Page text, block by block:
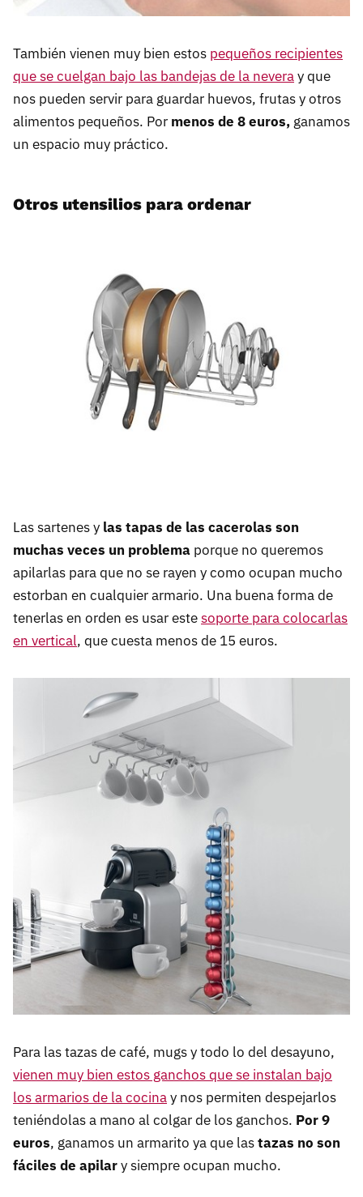
También vienen muy bien estos pequeños recipientes
que se cuelgan bajo las bandejas de la neveray que
nos pueden servir para guardar huevos, frutas y otros
alimentos pequeños. Por menos de 8 euros, ganamos
un espacio muy práctico.
Otros utensilios para ordenar
Las sartenes y las tapas de las cacerolas son
muchas veces un problema porque no queremos
apilarlas para que no se rayen y como ocupan mucho
estorban en cualquier armario. Una buena forma de
tenerlas en orden es usar estesoporte para colocarlas
en vertical, que cuesta menos de 15 euros.
Para las tazas de café, mugs y todo lo del desayuno,
vienen muy bien estos ganchos que se instalan bajo
los armarios de la cocinay nos permiten despejarlos
teniéndolas a mano al colgar de los ganchos. Por 9
euros, ganamos un armarito ya que lastazas no son
fáciles de apilary siempre ocupan mucho.